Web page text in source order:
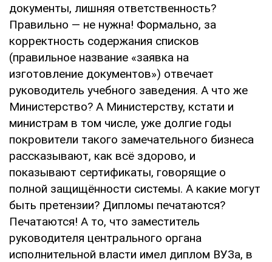
документы, лишняя ответственность?
Правильно — не нужна! Формально, за
корректность содержания списков
(правильное название «заявка на
изготовление документов») отвечает
руководитель учебного заведения. А что же
Министерство? А Министерству, кстати и
министрам в том числе, уже долгие годы
покровители такого замечательного бизнеса
рассказывают, как всё здорово, и
показывают сертификаты, говорящие о
полной защищённости системы. А какие могут
быть претензии? Дипломы печатаются?
Печатаются! А то, что заместитель
руководителя центрального органа
исполнительной власти имел диплом ВУЗа, в